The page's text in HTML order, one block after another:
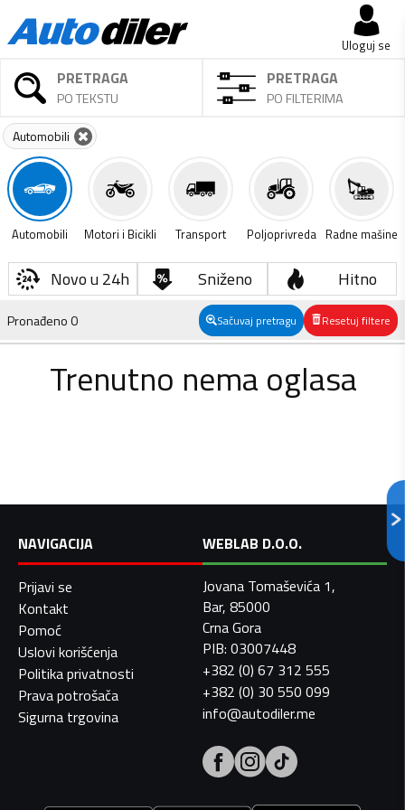
Uloguj se
PRETRAGA
PO TEKSTU
PRETRAGA
PO FILTERIMA
Automobili
Automobili Motori i Bicikli Transport Poljoprivreda Radne mašine
Novo u 24h Sniženo Hitno
Pronađeno0 Sačuvaj pretragu Resetuj filtere
Trenutno nema oglasa
NAVIGACIJA
Prijavi se
Kontakt
Pomoć
Uslovi korišćenja
Politika privatnosti
Prava potrošača
Sigurna trgovina
WEBLAB D.O.O.
Jovana Tomaševića 1,
Bar, 85000
Crna Gora
PIB: 03007448
+382 (0) 67 312 555
+382 (0) 30 550 099
info@autodiler.me